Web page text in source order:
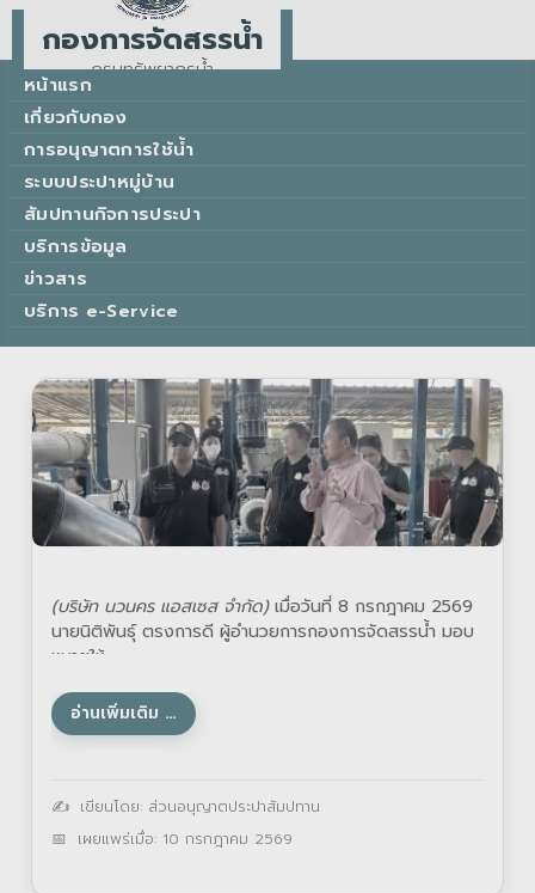
กองการจัดสรรน้ำ
กรมทรัพยากรน้ำ
Water Allocation Division
หน้าแรก
เกี่ยวกับกอง
การอนุญาตการใช้น้ำ
ระบบประปาหมู่บ้าน
สัมปทานกิจการประปา
บริการข้อมูล
ข่าวสาร
บริการ e-Service
(บริษัท นวนคร แอสเซส จำกัด)เมื่อวันที่ 8 กรกฎาคม 2569
นายนิติพันธุ์ ตรงการดี ผู้อำนวยการกองการจัดสรรน้ำ มอบ
หมายให้
รายละเอียด
เขียนโดย: ส่วนอนุญาตประปาสัมปทาน
เผยแพร่เมื่อ: 10 กรกฎาคม 2569
อ่านเพิ่มเติม …